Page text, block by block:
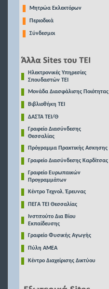
Μητρώα Εκλεκτόρων
Περιοδικά
Σύνδεσμοι
Ηλεκτρονικές Υπηρεσίες
Σπουδαστών ΤΕΙ
Μονάδα Διασφάλισης Ποιότητας
Βιβλιοθήκη ΤΕΙ
ΔΑΣΤΑ ΤΕΙ/Θ
Γραφείο Διασύνδεσης
Θεσσαλίας
Πρόγραμμα Πρακτικής Ασκησης
Γραφείο Διασύνδεσης Καρδίτσας
Γραφείο Ευρωπαικών
Προγραμμάτων
Κέντρο Τεχνολ. Έρευνας
ΠΕΓΑ ΤΕΙ Θεσσαλίας
Ινστιτούτο Δια Βίου
Εκπαίδευσης
Γραφείο Φυσικής Αγωγής
Πύλη ΑΜΕΑ
Κέντρο Διαχείρισης Δικτύου